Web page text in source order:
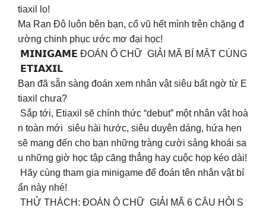
tiaxil lo!
Ma Ran Đô luôn bên bạn, cổ vũ hết mình trên chặng đ
ường chinh phục ước mơ đại học!
𝗠𝗜𝗡𝗜𝗚𝗔𝗠𝗘 ĐOÁN Ô CHỮ GIẢI MÃ BÍ MẬT CÙNG
𝗘𝗧𝗜𝗔𝗫𝗜𝗟
Bạn đã sẵn sàng đoán xem nhân vật siêu bất ngờ từ E
tiaxil chưa?
Sắp tới, Etiaxil sẽ chính thức “debut” một nhân vật hoà
n toàn mới siêu hài hước, siêu duyên dáng, hứa hẹn
sẽ mang đến cho bạn những tràng cười sảng khoái sa
u những giờ học tập căng thẳng hay cuộc họp kéo dài!
Hãy cùng tham gia minigame để đoán tên nhân vật bí
ẩn này nhé!
THỬ THÁCH: ĐOÁN Ô CHỮ GIẢI MÃ 6 CÂU HỎI S